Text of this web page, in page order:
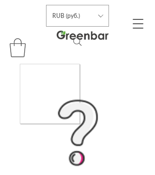
RUB (руб.)